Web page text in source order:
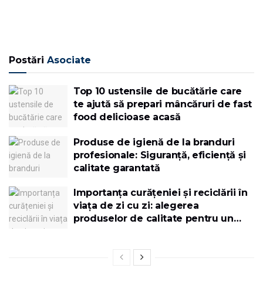
Postări Asociate
Top 10 ustensile de bucătărie care
te ajută să prepari mâncăruri de fast
food delicioase acasă
Produse de igienă de la branduri
profesionale: Siguranță, eficiență și
calitate garantată
Importanța curățeniei și reciclării în
viața de zi cu zi: alegerea
produselor de calitate pentru un